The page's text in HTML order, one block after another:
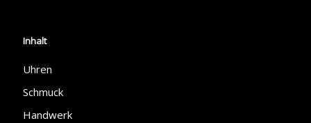
Inhalt
Uhren
Schmuck
Handwerk